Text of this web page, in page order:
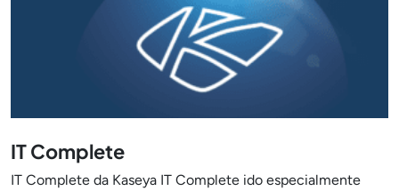
IT Complete
IT Complete da Kaseya IT Complete ido especialmente